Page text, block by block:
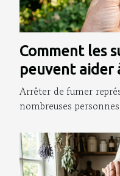
Comment les
peuvent aider
Arrêter de fumer
nombreuses